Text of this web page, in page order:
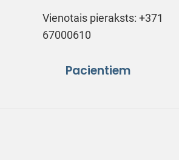
Vienotais pieraksts:+371
67000610
Pacientiem